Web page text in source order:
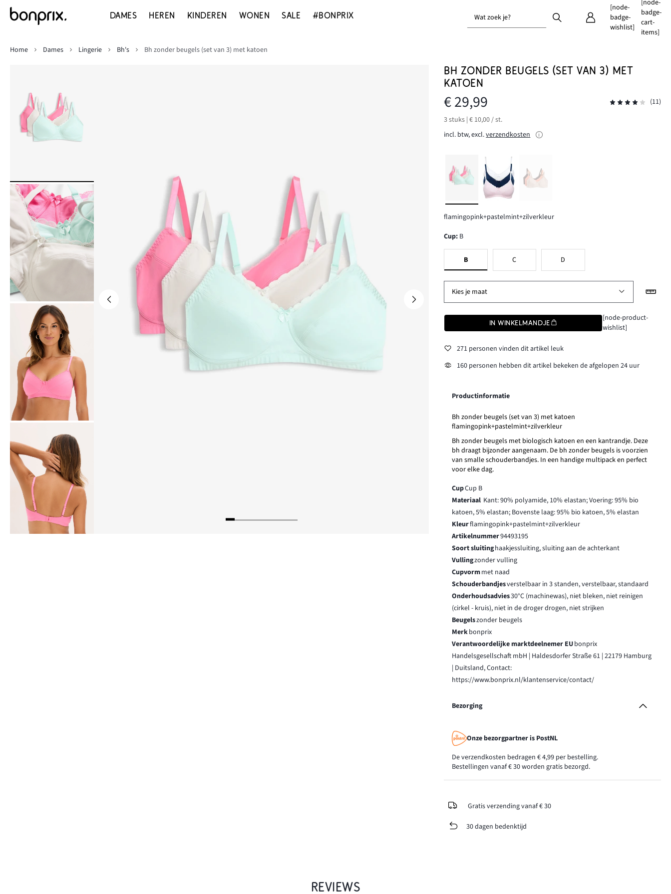
DAMES HEREN KINDEREN WONEN SALE #BONPRIX Wat zoek je?
[node-
badge-
wishlist]
[node-
badge-
cart-
items]
Home
Dames Lingerie Bh's Bh zonder beugels (set van 3) met katoen
BH ZONDER BEUGELS (SET VAN 3) MET
KATOEN
€ 29,99
(11)
3 stuks | € 10,00 / st.
incl. btw, excl.verzendkosten
flamingopink+pastelmint+zilverkleur
Cup: B
B C D
Kies je maat
IN WINKELMANDJE
[node-product-
wishlist]
271 personen vinden dit artikel leuk
160 personen hebben dit artikel bekeken de afgelopen 24 uur
Productinformatie
Bh zonder beugels (set van 3) met katoen
flamingopink+pastelmint+zilverkleur
Bh zonder beugels met biologisch katoen en een kantrandje. Deze
bh draagt bijzonder aangenaam. De bh zonder beugels is voorzien
van smalle schouderbandjes. In een handige multipack en perfect
voor elke dag.
CupCup B
Materiaal Kant: 90% polyamide, 10% elastan; Voering: 95% bio
katoen, 5% elastan; Bovenste laag: 95% bio katoen, 5% elastan
Kleurflamingopink+pastelmint+zilverkleur
Artikelnummer94493195
Soort sluitinghaakjessluiting, sluiting aan de achterkant
Vullingzonder vulling
Cupvormmet naad
Schouderbandjesverstelbaar in 3 standen, verstelbaar, standaard
Onderhoudsadvies30°C (machinewas), niet bleken, niet reinigen
(cirkel - kruis), niet in de droger drogen, niet strijken
Beugelszonder beugels
Merkbonprix
Verantwoordelijke marktdeelnemer EUbonprix
Handelsgesellschaft mbH | Haldesdorfer Straße 61 | 22179 Hamburg
| Duitsland, Contact:
https://www.bonprix.nl/klantenservice/contact/
Bezorging
Onze bezorgpartner is PostNL
De verzendkosten bedragen € 4,99 per bestelling.
Bestellingen vanaf € 30 worden gratis bezorgd.
Gratis verzending vanaf € 30
30 dagen bedenktijd
REVIEWS